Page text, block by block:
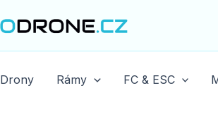
Drony Rámy FC & ESC